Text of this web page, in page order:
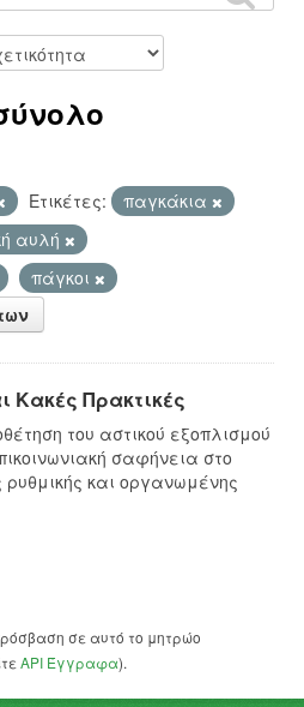
Ετικέτες:
παγκάκια
αυλή
πάγκοι
Κακές Πρακτικές
του αστικού εξοπλισμού
σαφήνεια στο
και οργανωμένης
σε αυτό το μητρώο
API Έγγραφα).